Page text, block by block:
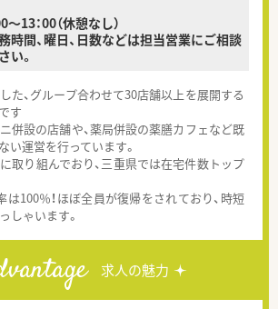
～13：00（休憩なし）
時間、曜日、日数などは担当営業にご相談
い。
た、グループ合わせて30店舗以上を展開する
す
併設の店舗や、薬局併設の薬膳カフェなど既
い運営を行っています。
取り組んでおり、三重県では在宅件数トップ
100％！ほぼ全員が復帰をされており、時短
しゃいます。
求人の魅力